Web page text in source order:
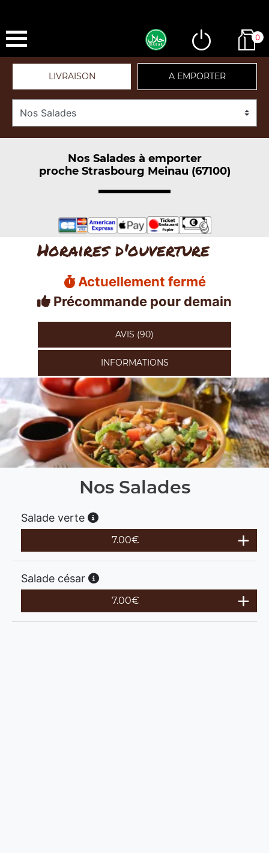
0
LIVRAISON A EMPORTER
Nos Salades à emporter
proche Strasbourg Meinau (67100)
Horaires d'ouverture
Actuellement fermé
Précommande pour demain
AVIS (90)
INFORMATIONS
Nos Salades
Salade verte
7.00€
Salade césar
7.00€